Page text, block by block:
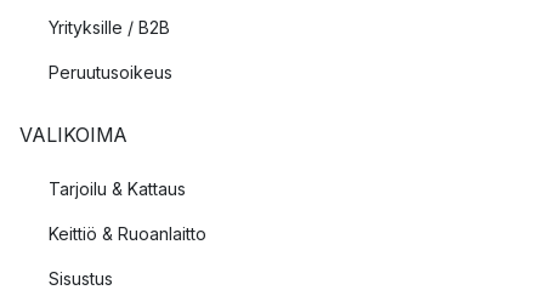
Yrityksille / B2B
Peruutusoikeus
VALIKOIMA
Tarjoilu & Kattaus
Keittiö & Ruoanlaitto
Sisustus